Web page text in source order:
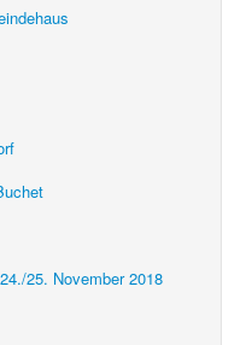
25. November 2018